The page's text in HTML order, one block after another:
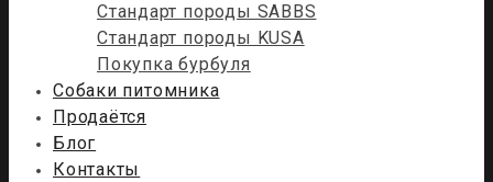
Стандарт породы SABBS
Стандарт породы KUSA
Покупка бурбуля
Собаки питомника
Продаётся
Блог
Контакты